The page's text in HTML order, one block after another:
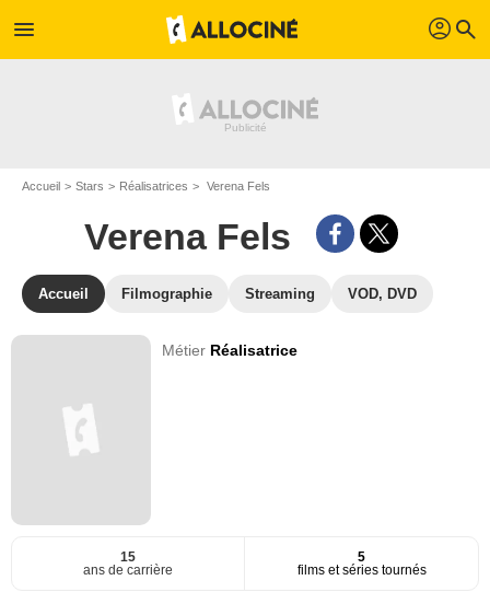
menu profil search
Accueil Stars Réalisatrices Verena Fels
Verena Fels
Accueil Filmographie Streaming VOD, DVD
Métier Réalisatrice
15
ans de carrière
5
films et séries tournés